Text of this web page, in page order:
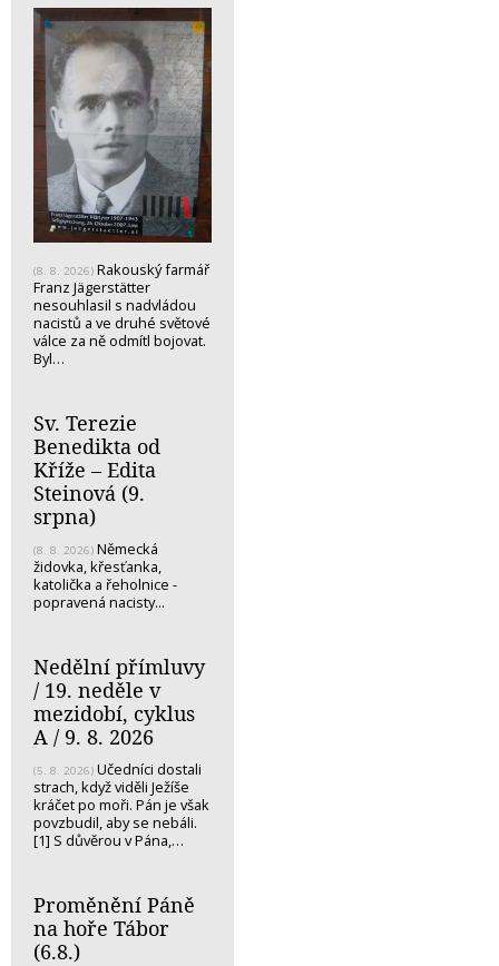
(8. 8. 2026) Rakouský farmář
Franz Jägerstätter
nesouhlasil s nadvládou
nacistů a ve druhé světové
válce za ně odmítl bojovat.
Byl…
Sv. Terezie
Benedikta od
Kříže – Edita
Steinová (9.
srpna)
(8. 8. 2026) Německá
židovka, křesťanka,
katolička a řeholnice -
popravená nacisty...
Nedělní přímluvy
/ 19. neděle v
mezidobí, cyklus
A / 9. 8. 2026
(5. 8. 2026) Učedníci dostali
strach, když viděli Ježíše
kráčet po moři. Pán je však
povzbudil, aby se nebáli.
[1] S důvěrou v Pána,…
Proměnění Páně
na hoře Tábor
(6.8.)